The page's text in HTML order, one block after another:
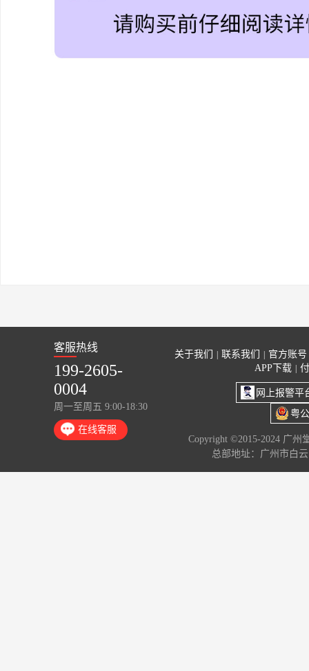
客服热线
199-2605-
0004
周一至周五 9:00-18:30
在线客服
关于我们 联系我们
官方账号
APP下载
网上报警平
粤
Copyright ©2015-2024 广州
总部地址：广州市白